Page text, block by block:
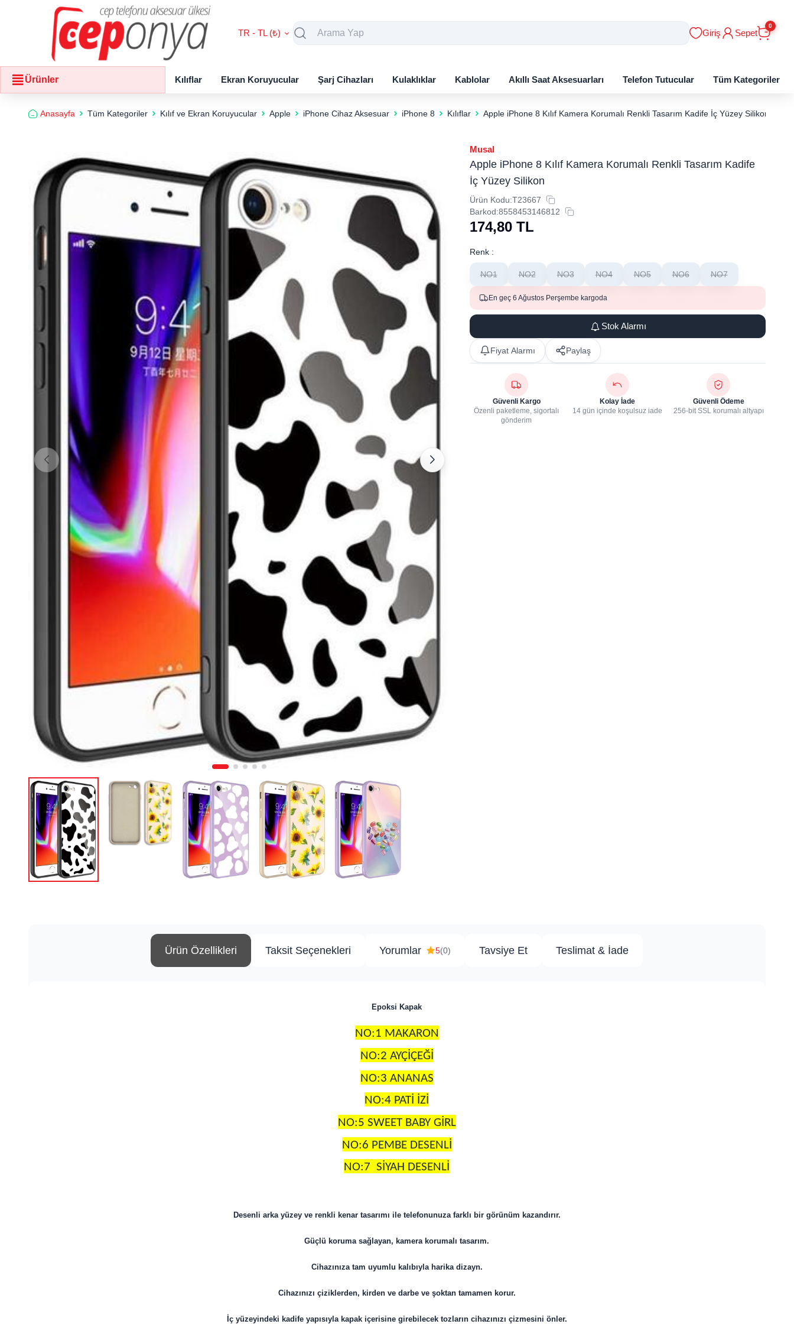
TR - TL (₺) Giriş Sepet
0
Ürünler Kılıflar Ekran Koruyucular Şarj Cihazları Kulaklıklar Kablolar Akıllı Saat Aksesuarları Telefon Tutucular Tüm Kategoriler
Anasayfa Tüm Kategoriler Kılıf ve Ekran Koruyucular Apple iPhone Cihaz Aksesuar iPhone 8 Kılıflar Apple iPhone 8 Kılıf Kamera Korumalı Renkli Tasarım Kadife İç Yüzey Silikon
Musal
Apple iPhone 8 Kılıf Kamera Korumalı Renkli Tasarım Kadife
İç Yüzey Silikon
Ürün Kodu:T23667
Barkod:8558453146812
174,80 TL
Renk :
NO1 NO2 NO3 NO4 NO5 NO6 NO7
En geç 6 Ağustos Perşembe kargoda
Stok Alarmı
Fiyat Alarmı Paylaş
Güvenli Kargo
Özenli paketleme, sigortalı
gönderim
Kolay İade
14 gün içinde koşulsuz iade
Güvenli Ödeme
256-bit SSL korumalı altyapı
Ürün Özellikleri Taksit Seçenekleri Yorumlar 5(0) Tavsiye Et Teslimat & İade
Epoksi Kapak
NO:1 MAKARON
NO:2 AYÇİÇEĞİ
NO:3 ANANAS
NO:4 PATİ İZİ
NO:5 SWEET BABY GİRL
NO:6 PEMBE DESENLİ
NO:7 SİYAH DESENLİ
Desenli arka yüzey ve renkli kenar tasarımı ile telefonunuza farklı bir görünüm kazandırır.
Güçlü koruma sağlayan, kamera korumalı tasarım.
Cihazınıza tam uyumlu kalıbıyla harika dizayn.
Cihazınızı çiziklerden, kirden ve darbe ve şoktan tamamen korur.
İç yüzeyindeki kadife yapısıyla kapak içerisine girebilecek tozların cihazınızı çizmesini önler.